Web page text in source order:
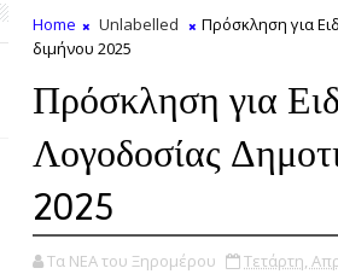
Home Unlabelled
Πρόσκληση για
διμήνου 2025
Πρόσκληση για
Λογοδοσίας
2025
Τα ΝΕΑ του Ξηρομέρου Τετάρτη,